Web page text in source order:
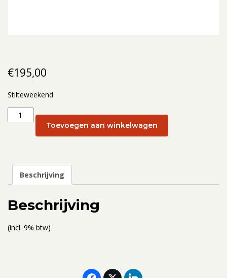
€195,00
Stilteweekend
Stilteweekend:
20
2022
aantal
Toevoegen aan winkelwagen
Beschrijving
Beschrijving
(incl. 9% btw)